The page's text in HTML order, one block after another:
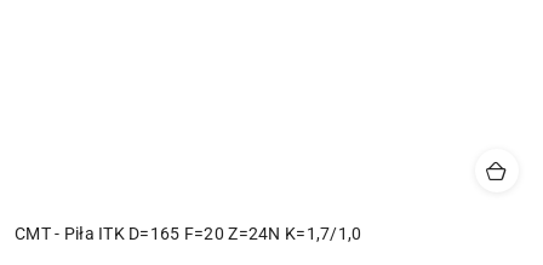
CMT - Piła ITK D=165 F=20 Z=24N K=1,7/1,0